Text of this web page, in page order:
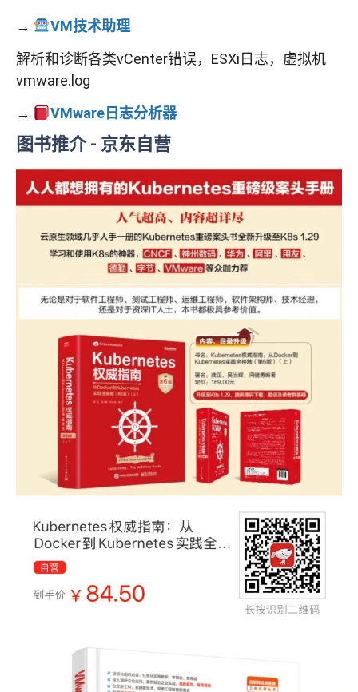
→
VM技术助理
解析和诊断各类vCenter错误，ESXi日志，虚拟机
vmware.log
→
VMware日志分析器
图书推介 - 京东自营